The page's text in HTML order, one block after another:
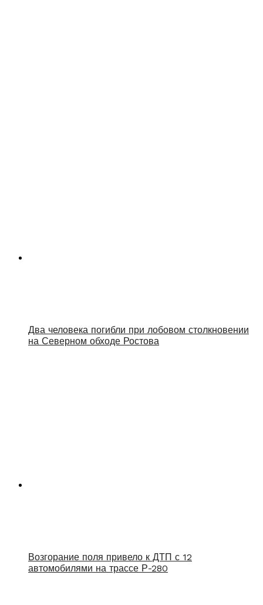
Два человека погибли при лобовом столкновении
на Северном обходе Ростова
Возгорание поля привело к ДТП с 12
автомобилями на трассе Р-280